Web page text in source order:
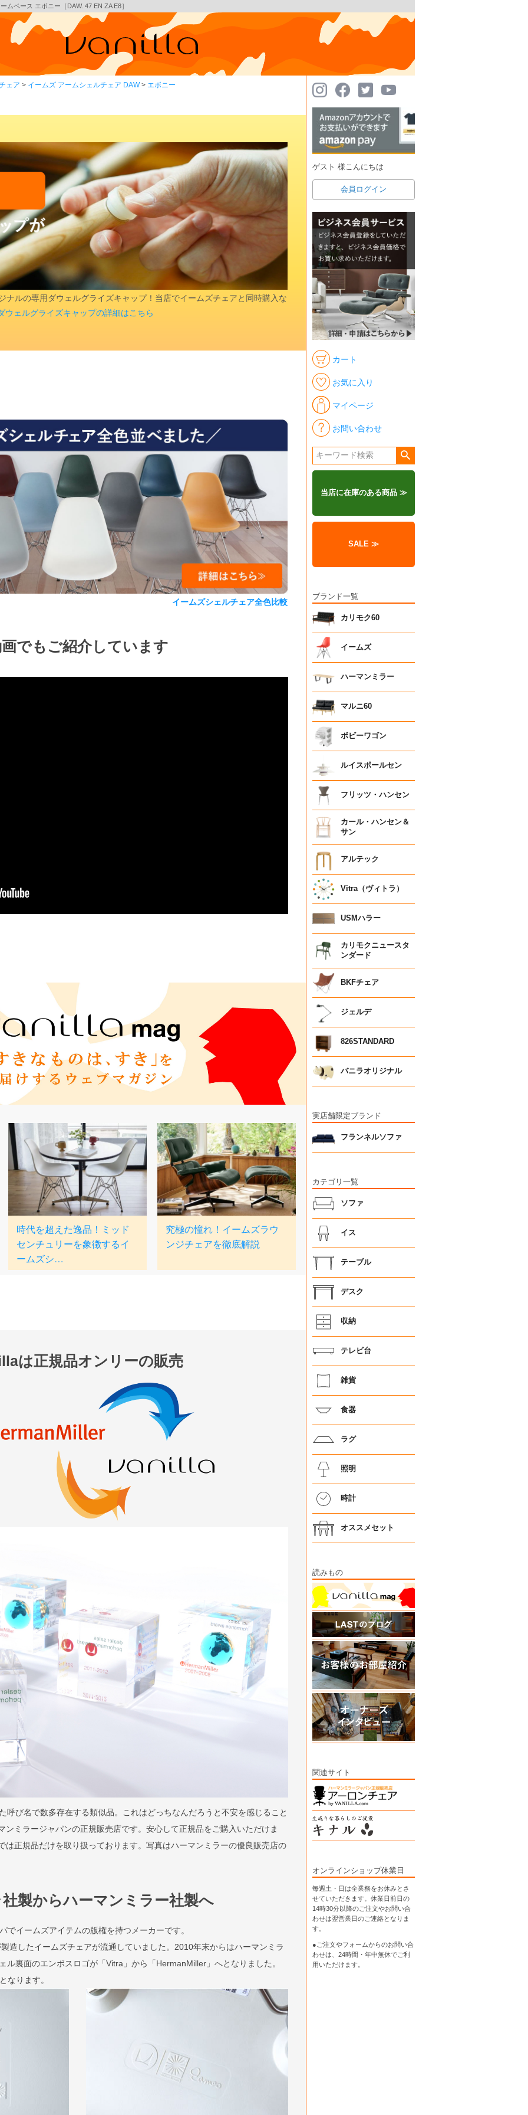
ムベース エボニー［DAW. 47 EN ZA E8］
ェア イームズ アームシェルチェア DAW エボニー
ナルの専用ダウェルグライズキャップ！当店でイームズチェアと同時購入な
ウェルグライズキャップの詳細はこちら
イームズシェルチェア全色比較
でもご紹介しています
は正規品オンリーの販売
呼び名で数多存在する類似品。これはどっちなんだろうと不安を感じること
ンミラージャパンの正規販売店です。安心して正規品をご購入いただけま
は正規品だけを取り扱っております。写真はハーマンミラーの優良販売店の
製からハーマンミラー社製へ
でイームズアイテムの版権を持つメーカーです。
造したイームズチェアが流通していました。2010年末からはハーマンミラ
ル裏面のエンボスロゴが「Vitra」から「HermanMiller」へとなりました。
なります。
ゲスト 様こんにちは
会員ログイン
カート
お気に入り
マイページ
お問い合わせ
当店に在庫のある商品 ≫
SALE ≫
ブランド一覧
カリモク60
イームズ
ハーマンミラー
マルニ60
ボビーワゴン
ルイスポールセン
フリッツ・ハンセン
カール・ハンセン＆
サン
アルテック
Vitra（ヴィトラ）
USMハラー
カリモクニュースタ
ンダード
BKFチェア
ジェルデ
826STANDARD
バニラオリジナル
実店舗限定ブランド
フランネルソファ
カテゴリ一覧
ソファ
イス
テーブル
デスク
収納
テレビ台
雑貨
食器
ラグ
照明
時計
オススメセット
読みもの
関連サイト
オンラインショップ休業日
毎週土・日は全業務をお休みとさ
せていただきます。休業日前日の
14時30分以降のご注文やお問い合
わせは翌営業日のご連絡となりま
す。
●ご注文やフォームからのお問い合
わせは、 24時間・年中無休でご利
用いただけます。